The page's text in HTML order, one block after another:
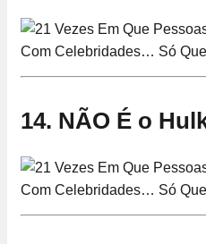
14. NÃO É o